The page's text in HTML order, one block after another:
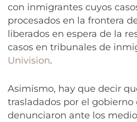
con inmigrantes cuyos
procesados en la frontera
liberados en espera de la
casos en tribunales de
Univision.
Asimismo, hay que decir
trasladados por el gobierno
denunciaron ante los